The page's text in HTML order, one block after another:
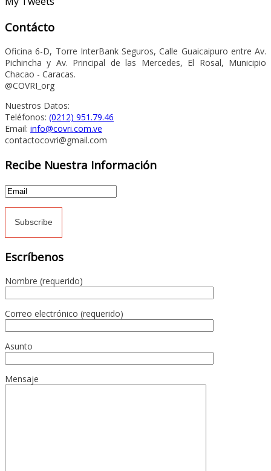
Contácto
Oficina 6-D, Torre InterBank Seguros, Calle Guaicaipuro entre Av.
Pichincha y Av. Principal de las Mercedes, El Rosal, Municipio
Chacao - Caracas.
@COVRI_org
Nuestros Datos:
Teléfonos: (0212) 951.79.46
Email: info@covri.com.ve
contactocovri@gmail.com
Recibe Nuestra Información
Escríbenos
Nombre (requerido)
Correo electrónico (requerido)
Asunto
Mensaje